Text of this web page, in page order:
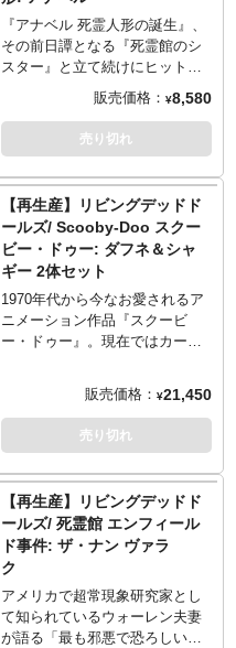
様のパッケージには、アクセサ
リーとして赤いバルーンも付
属。人気再燃したリブート版の
ペニーワイズで並べる機会が到
来！
『アナベル 死霊人形の誕生』、
その前日譚となる『死霊館のシ
スター』と立て続けにヒットを
飛ばしている『死霊館』ユニバ
ース。メズコトイズの「リビン
グデッドドールズ（LDD）」か
らリリースされていた映画『ア
ルが再生産決定です。悪魔に憑
かれた「呪いの人形」アナベル
をLDDフォーマットに落とし込
みし、ドレスのような服装、三
つ編みされた植毛ヘア、ペイン
トで再現された顔の傷など、劇
中の雰囲気を演出しています。
可動域は他のLDDシリーズと同
のウィンドウボックスを採用。
※パッケージダメージあり。
販売価格： ¥8,580
売り切れ
【再生産】リビングデッドド
ールズ/ Scooby-Doo スクー
ビー・ドゥー: ダフネ＆シャ
ギー 2体セット
1970年代から今なお愛されるア
ニメーション作品『スクービ
ー・ドゥー』。現在ではカート
ビー・ドゥー！』、実写映画も
展開するこの人気作を、メズコ
トイズが「リビングデッドドー
ルズ（LDD）」シリーズでドー
いいLDDデザインへの落とし込
みにより、ちょっぴりオールド
感漂う雰囲気に。数々のミステ
リーを解き明かしていくストー
リーなのに、自分たちが「生き
る屍（リビングデッド）」にな
ってしまうというメタ視点な仕
様も面白い！各キャラに付属す
販売価格： ¥21,450
売り切れ
【再生産】リビングデッドド
ールズ/ 死霊館 エンフィール
ド事件: ザ・ナン ヴァラ
ク
アメリカで超常現象研究家とし
て知られているウォーレン夫妻
が語る「最も邪悪で恐ろしい事